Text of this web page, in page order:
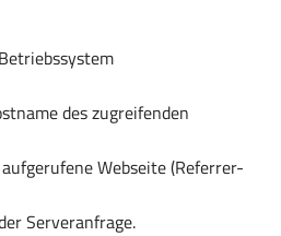
des zugreifenden
Webseite (Referrer-
Serveranfrage.